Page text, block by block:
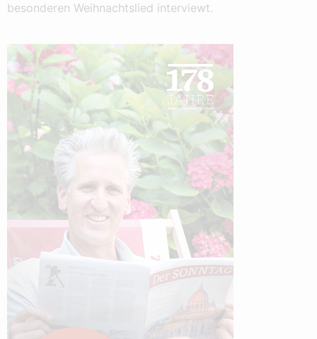
besonderen Weihnachtslied interviewt.